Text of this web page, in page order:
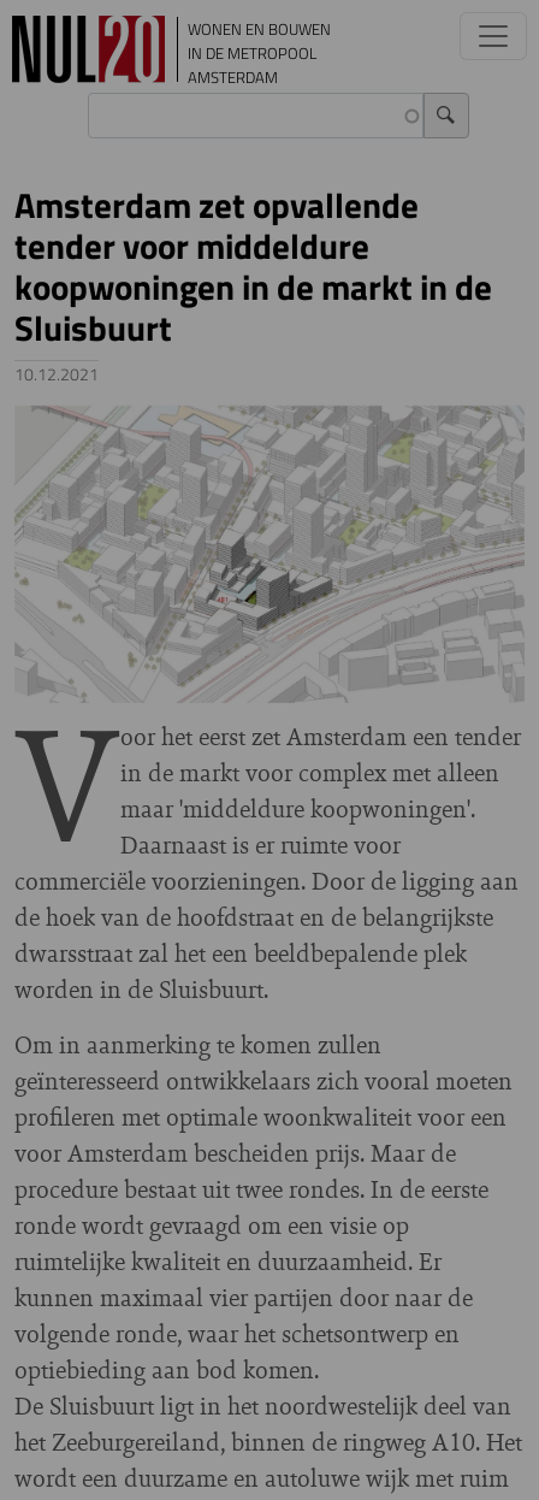
Overslaan en naar de inhoud gaan
WONEN EN BOUWEN
IN DE METROPOOL
AMSTERDAM
Amsterdam zet opvallende
tender voor middeldure
koopwoningen in de markt in de
Sluisbuurt
10.12.2021
Image
Voor het eerst zet Amsterdam een tender
in de markt voor complex met alleen
maar 'middeldure koopwoningen'.
Daarnaast is er ruimte voor
commerciële voorzieningen. Door de ligging aan
de hoek van de hoofdstraat en de belangrijkste
dwarsstraat zal het een beeldbepalende plek
worden in de Sluisbuurt.
Om in aanmerking te komen zullen
geïnteresseerd ontwikkelaars zich vooral moeten
profileren met optimale woonkwaliteit voor een
voor Amsterdam bescheiden prijs. Maar de
procedure bestaat uit twee rondes. In de eerste
ronde wordt gevraagd om een visie op
ruimtelijke kwaliteit en duurzaamheid. Er
kunnen maximaal vier partijen door naar de
volgende ronde, waar het schetsontwerp en
optiebieding aan bod komen.
De Sluisbuurt ligt in het noordwestelijk deel van
het Zeeburgereiland, binnen de ringweg A10. Het
wordt een duurzame en autoluwe wijk met ruim